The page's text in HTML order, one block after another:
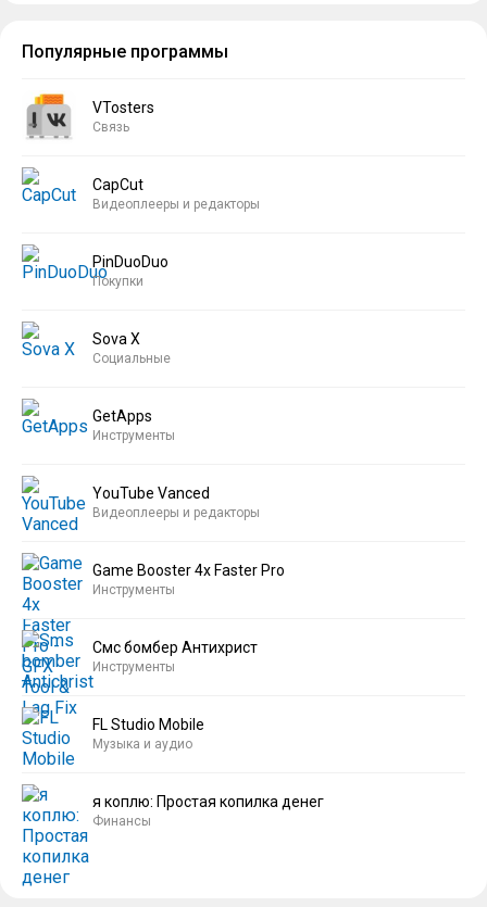
Популярные программы
VTosters
Связь
CapCut
Видеоплееры и редакторы
PinDuoDuo
Покупки
Sova X
Социальные
GetApps
Инструменты
YouTube Vanced
Видеоплееры и редакторы
Game Booster 4x Faster Pro
Инструменты
Смс бомбер Антихрист
Инструменты
FL Studio Mobile
Музыка и аудио
я коплю: Простая копилка денег
Финансы